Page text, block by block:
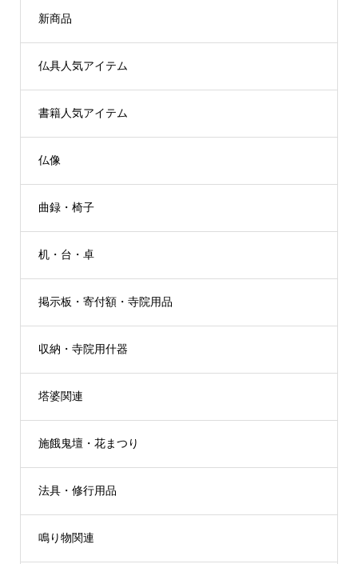
新商品
仏具人気アイテム
書籍人気アイテム
仏像
曲録・椅子
机・台・卓
掲示板・寄付額・寺院用品
収納・寺院用什器
塔婆関連
施餓鬼壇・花まつり
法具・修行用品
鳴り物関連